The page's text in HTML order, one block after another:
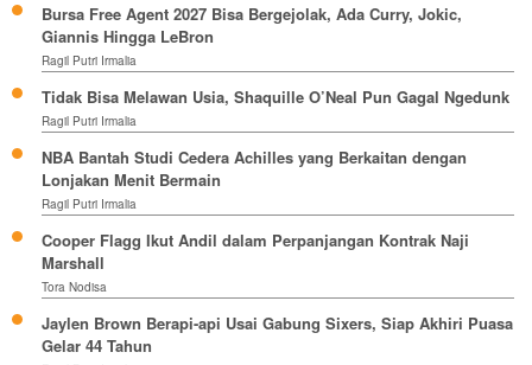
Bursa Free Agent 2027 Bisa Bergejolak, Ada Curry, Jokic,
Giannis Hingga LeBron
Ragil Putri Irmalia
Tidak Bisa Melawan Usia, Shaquille O’Neal Pun Gagal Ngedunk
Ragil Putri Irmalia
NBA Bantah Studi Cedera Achilles yang Berkaitan dengan
Lonjakan Menit Bermain
Ragil Putri Irmalia
Cooper Flagg Ikut Andil dalam Perpanjangan Kontrak Naji
Marshall
Tora Nodisa
Jaylen Brown Berapi-api Usai Gabung Sixers, Siap Akhiri Puasa
Gelar 44 Tahun